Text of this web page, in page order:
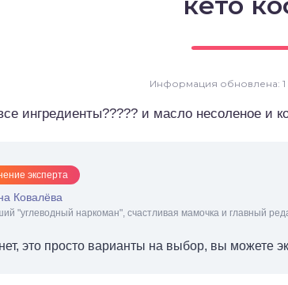
Информация обновлена: 1
ингредиенты????? и масло несоленое и
эксперта
Ковалёва
"углеводный наркоман", счастливая мамочка и главный
это просто варианты на выбор, вы можете